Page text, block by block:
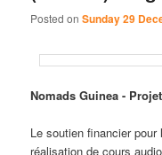
Posted onSunday 29
Nomads Guinea -
Le soutien financier
réalisation de cours